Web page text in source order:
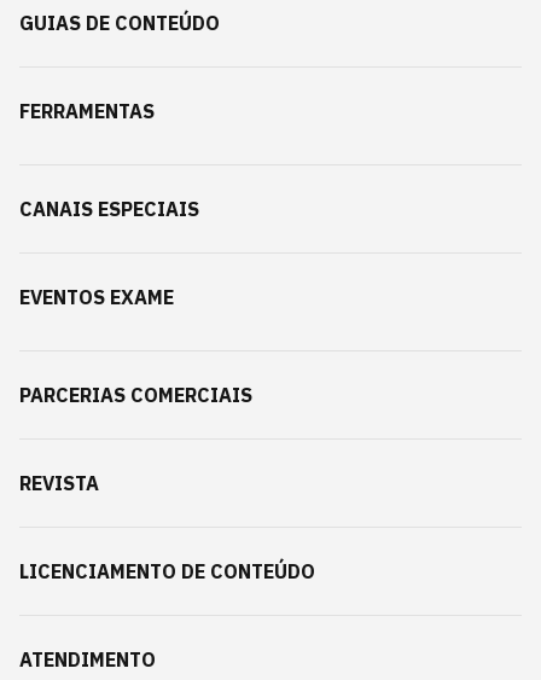
GUIAS DE CONTEÚDO
FERRAMENTAS
CANAIS ESPECIAIS
EVENTOS EXAME
PARCERIAS COMERCIAIS
REVISTA
LICENCIAMENTO DE CONTEÚDO
ATENDIMENTO